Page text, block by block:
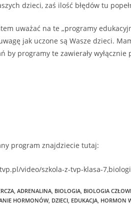
dzieci, zaś ilość błędów tu
uważać na te „programy
jak uczone są Wasze dzieci.
by programy te zawierały
program znajdziecie tutaj:
video/szkola-z-tvp-klasa-
ADRENALINA BIOLOGIA BIOLOGIA
HORMONÓW, DZIECI EDUKACJA HORMON